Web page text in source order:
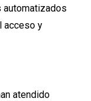
acceso y
atendido